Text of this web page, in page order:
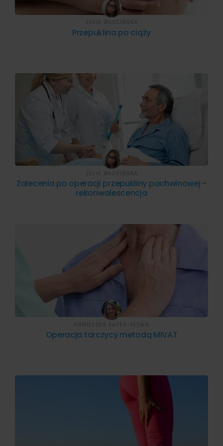
Przepuklina po ciąży
JULIA WŁOSIŃSKA
Zalecenia po operacji przepukliny pachwinowej -
rekonwalescencja
JULIA WŁOSIŃSKA
Operacja tarczycy metodą MIVAT
AGNIESZKA KAPKA-PLEWA